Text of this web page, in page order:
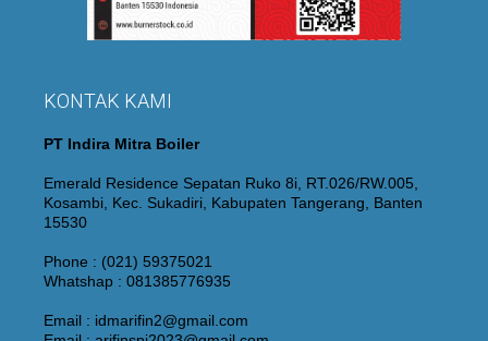
KONTAK KAMI
PT Indira Mitra Boiler
Emerald Residence Sepatan Ruko 8i, RT.026/RW.005,
Kosambi, Kec. Sukadiri, Kabupaten Tangerang, Banten
15530
Phone : (021) 59375021
Whatshap : 081385776935
Email : idmarifin2@gmail.com